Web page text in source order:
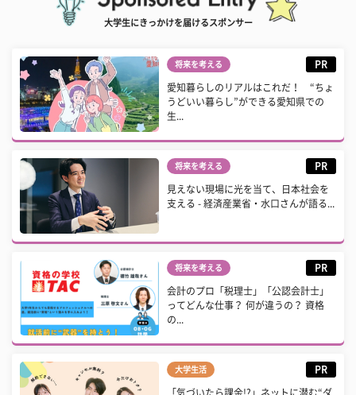
大学生にきっかけを届けるスポンサー
将来を考える PR
愛知暮らしのリアルはこれだ！ “ちょ
うどいい暮らし”ができる愛知県での
生...
将来を考える PR
見えない現場に光を当て、日本社会を
支える - 経済産業省・水口さんが語る...
将来を考える PR
会計のプロ「税理士」「公認会計士」
ってどんな仕事？ 何が違うの？ 資格
の...
大学生活 PR
「気づいたら課金!?」ネットに潜む“ダ